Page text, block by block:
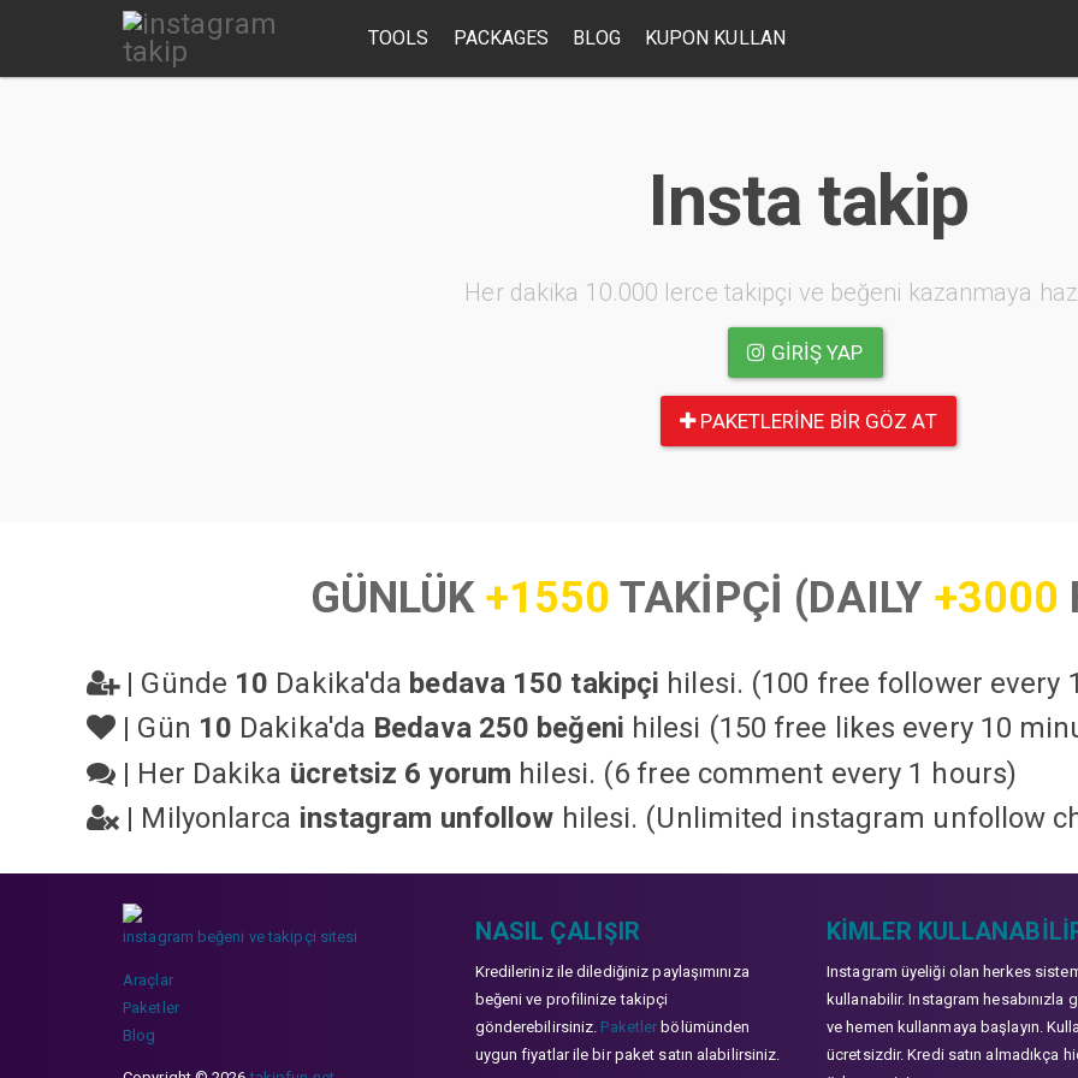
TOOLS PACKAGES BLOG KUPON KULLAN
Insta takip
Her dakika 10.000 lerce takipçi ve beğeni kazanmaya
GIRIŞ YAP
PAKETLERINE BIR GÖZ AT
GÜNLÜK +1550 TAKİPÇİ (DAILY +3000
| Günde 10 Dakika'da bedava 150 takipçi hilesi. (100 free follower every
| Gün 10 Dakika'da Bedava 250 beğeni hilesi (150 free likes every 10
| Her Dakika ücretsiz 6 yorum hilesi. (6 free comment every 1 hours)
| Milyonlarca instagram unfollow hilesi. (Unlimited instagram unfollow
instagram beğeni ve takipçi sitesi
Araçlar
Paketler
Blog
NASIL ÇALIŞIR
Kredileriniz ile dilediğiniz paylaşımınıza
beğeni ve profilinize takipçi
gönderebilirsiniz. Paketler bölümünden
uygun fiyatlar ile bir paket satın alabilirsiniz.
KIMLER
Instagram üyeliği olan herkes
kullanabilir. Instagram hesabınızla
ve hemen kullanmaya başlayın.
ücretsizdir. Kredi satın almadıkça